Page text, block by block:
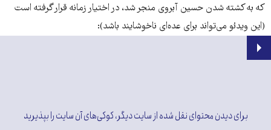
که به کشته شدن حسین آبروی منجر شد، در اختیار زمانه قرار گرفته است
(این ویدئو می‌تواند برای عده‌ای ناخوشایند باشد):
برای دیدن محتوای نقل شده از سایت دیگر، کوکی‌های آن سایت را بپذیرید